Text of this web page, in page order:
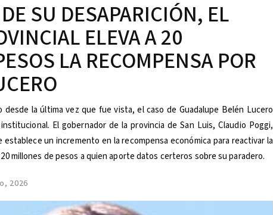
SU DESAPARICIÓN, EL
ELEVA A 20
LA RECOMPENSA POR
desde la última vez que fue vista, el caso de Guadalupe Belén Lucero
El gobernador de la provincia de San Luis, Claudio Poggi,
un incremento en la recompensa económica para reactivar la
millones de pesos a quien aporte datos certeros sobre su paradero.
2026